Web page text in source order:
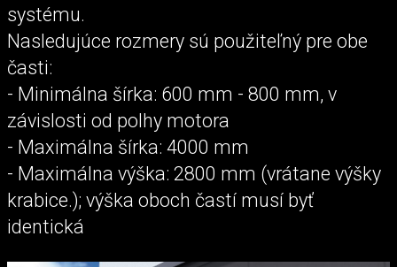
systému.
Nasledujúce rozmery sú použiteľný pre obe
časti:
- Minimálna šírka: 600 mm - 800 mm, v
závislosti od polhy motora
- Maximálna šírka: 4000 mm
- Maximálna výška: 2800 mm (vrátane výšky
krabice.); výška oboch častí musí byť
identická